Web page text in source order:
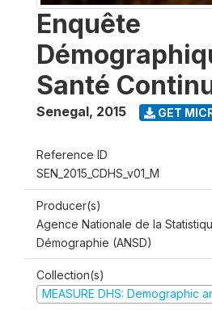
Enquête
Santé
Senegal, 2015 GET
Reference ID
SEN_2015_CDHS_v01_M
Producer(s)
Agence Nationale de la
Démographie (ANSD)
Collection(s)
MEASURE DHS: Demographic